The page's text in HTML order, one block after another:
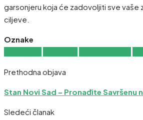
garsonjeru koja će zadovoljiti sve vaše
ciljeve.
Oznake
Prethodna objava
Stan Novi Sad – Pronađite Savršenu
Sledeći članak